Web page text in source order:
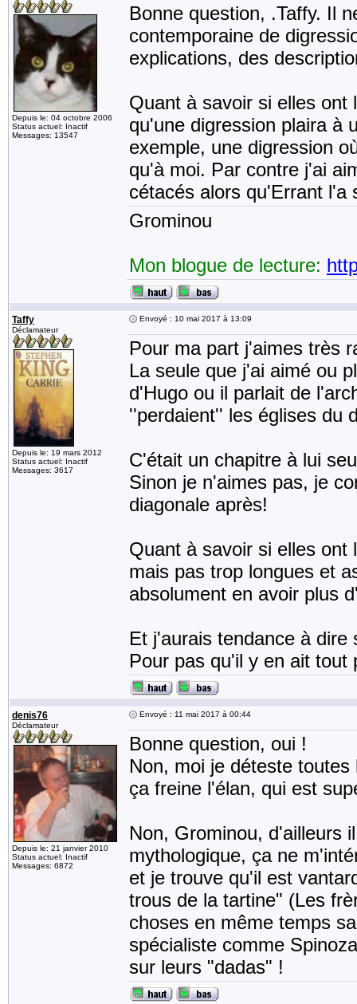
Depuis le: 04 octobre 2006
Status actuel: Inactif
Messages: 13547
Bonne question, .Taffy. Il
contemporaine de
explications, des
Quant à savoir si elles ont
qu'une digression plaira à
exemple, une digression
qu'à moi. Par contre j'ai
cétacés alors qu'Errant l'a
Grominou
Mon blogue de lecture:
Taffy
Déclamateur
Depuis le: 19 mars 2012
Status actuel: Inactif
Messages: 3617
Envoyé : 10 mai 2017 à 13:09
Pour ma part j'aimes très
La seule que j'ai aimé ou
d'Hugo ou il parlait de
''perdaient'' les églises du
C'était un chapitre à lui
Sinon je n'aimes pas, je
diagonale après!
Quant à savoir si elles ont
mais pas trop longues et
absolument en avoir plus
Et j'aurais tendance à
Pour pas qu'il y en ait
denis76
Déclamateur
Depuis le: 21 janvier 2010
Status actuel: Inactif
Messages: 6872
Envoyé : 11 mai 2017 à 00:44
Bonne question, oui !
Non, moi je déteste
ça freine l'élan, qui est
Non, Grominou, d'ailleurs
mythologique, ça ne
et je trouve qu'il est
trous de la tartine" (Les
choses en même temps
spécialiste comme
sur leurs "dadas" !